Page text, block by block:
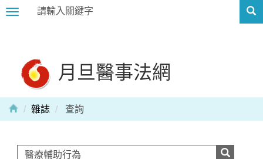
Toggle
月旦醫事法網
雜誌 查詢